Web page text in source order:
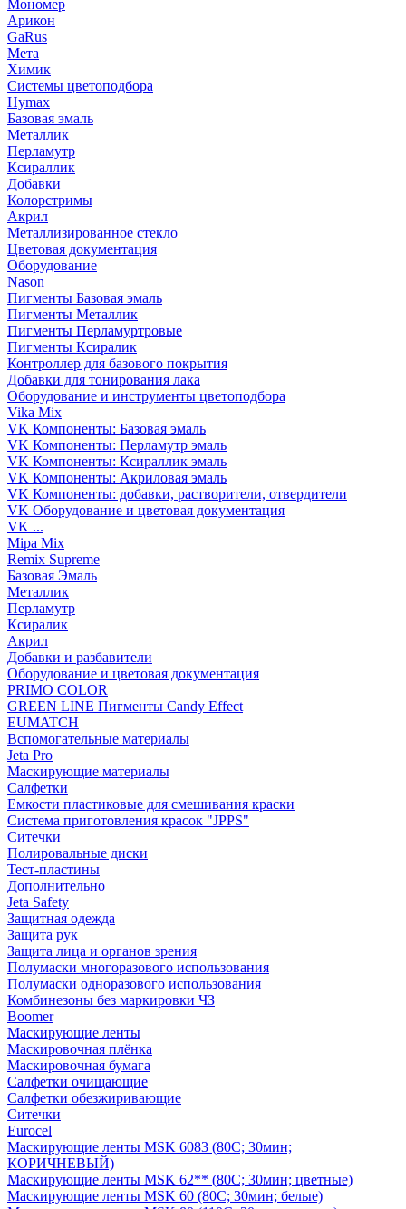
Мономер
Арикон
GaRus
Мета
Химик
Системы цветоподбора
Hymax
Базовая эмаль
Металлик
Перламутр
Ксираллик
Добавки
Колорстримы
Акрил
Металлизированное стекло
Цветовая документация
Оборудование
Nason
Пигменты Базовая эмаль
Пигменты Металлик
Пигменты Перламуртровые
Пигменты Ксиралик
Контроллер для базового покрытия
Добавки для тонирования лака
Оборудование и инструменты цветоподбора
Vika Mix
VK Компоненты: Базовая эмаль
VK Компоненты: Перламутр эмаль
VK Компоненты: Ксираллик эмаль
VK Компоненты: Акриловая эмаль
VK Компоненты: добавки, растворители, отвердители
VK Оборудование и цветовая документация
VK ...
Mipa Mix
Remix Supreme
Базовая Эмаль
Металлик
Перламутр
Ксиралик
Акрил
Добавки и разбавители
Оборудование и цветовая документация
PRIMO COLOR
GREEN LINE Пигменты Candy Effect
EUMATCH
Вспомогательные материалы
Jeta Pro
Маскирующие материалы
Салфетки
Емкости пластиковые для смешивания краски
Система приготовления красок "JPPS"
Ситечки
Полировальные диски
Тест-пластины
Дополнительно
Jeta Safety
Защитная одежда
Защита рук
Защита лица и органов зрения
Полумаски многоразового использования
Полумаски одноразового использования
Комбинезоны без маркировки ЧЗ
Boomer
Маскирующие ленты
Маскировочная плёнка
Маскировочная бумага
Салфетки очищающие
Салфетки обезжиривающие
Ситечки
Euroсel
Маскирующие ленты MSK 6083 (80С; 30мин;
КОРИЧНЕВЫЙ)
Маскирующие ленты MSK 62** (80С; 30мин; цветные)
Маскирующие ленты MSK 60 (80С; 30мин; белые)